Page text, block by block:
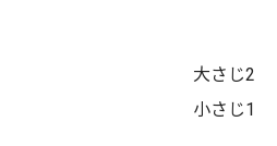
大さじ2
小さじ1